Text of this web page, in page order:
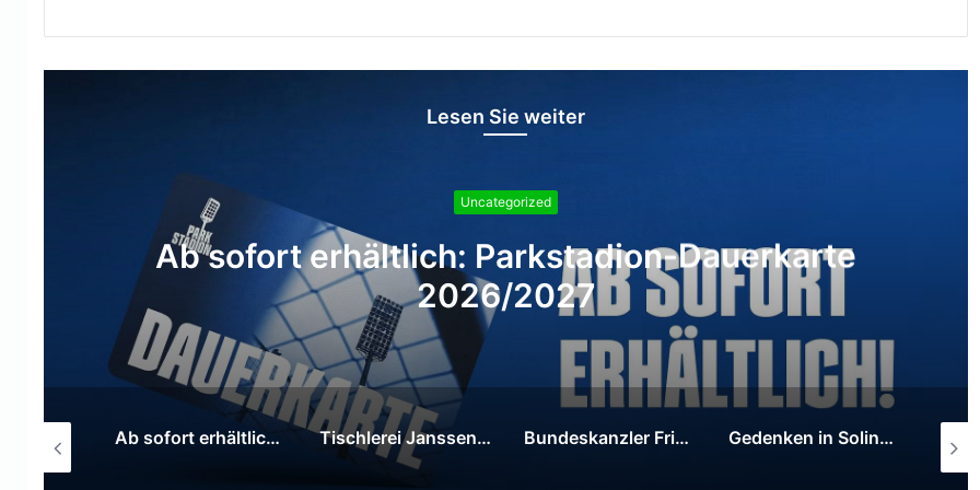
Lesen Sie weiter
Kamp-Lintfort
Tischlerei Janssen & Partner spendet
Kommunikationstafel für das städtische
Familienzentrum Wirbelwind
Tischlerei Janssen & Partner spendet Kommunikationstafel für das städtische Familienzentrum Wirbelwind Bundeskanzler Friedrich Merz wird am 7. und 8. Juli 2026 am NATO-Gipfel in Ankara teilnehmen. Gedenken in Solingen: Zafer Sırakaya mahnt vor wachsendem Rassismus und lobt Vermächtnis von Mevlüde Genç Ministerpräsident Wüst trifft den türkischen Außenminister Hakan Fidan